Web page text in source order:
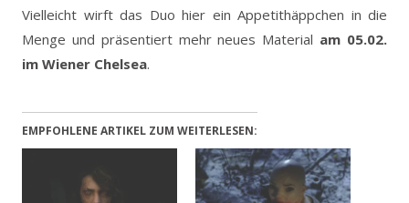
Vielleicht wirft das Duo hier ein Appetithäppchen in die
Menge und präsentiert mehr neues Material am 05.02.
im Wiener Chelsea.
EMPFOHLENE ARTIKEL ZUM WEITERLESEN: